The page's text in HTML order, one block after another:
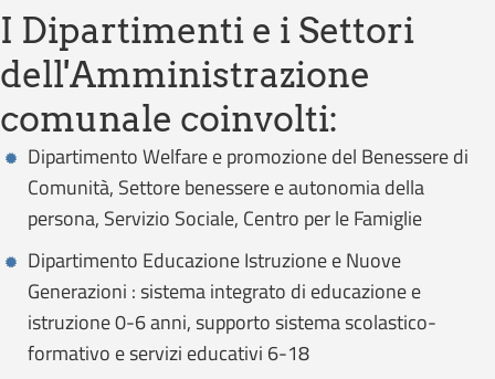
Slide group 1
Slide group 2
Slide group 3
Slide group 4
Slide group 5
Slide group 6
Slide group 7
Slide group 8
Slide group 9
Slide group 10
Slide group 11
Slide group 12
Slide group 13
Slide
I Dipartimenti e i Settori
dell'Amministrazione
comunale coinvolti:
Dipartimento Welfare e promozione del Benessere di
Comunità, Settore benessere e autonomia della
persona, Servizio Sociale, Centro per le Famiglie
Dipartimento Educazione Istruzione e Nuove
Generazioni : sistema integrato di educazione e
istruzione 0-6 anni, supporto sistema scolastico-
formativo e servizi educativi 6-18